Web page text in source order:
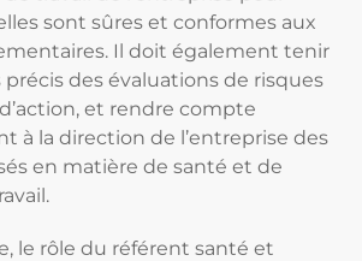
sont sûres et conformes aux
Il doit également tenir
des évaluations de risques
et rendre compte
à la direction de l’entreprise des
en matière de santé et de
le rôle du référent santé et